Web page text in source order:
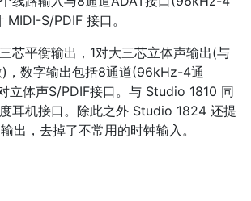
S/PDIF 接口。
芯平衡输出，1对大三芯立体声输出(与
，数字输出包括8通道(96kHz-4通
立体声S/PDIF接口。与 Studio 1810 同
耳机接口。除此之外 Studio 1824 还提
出，去掉了不常用的时钟输入。